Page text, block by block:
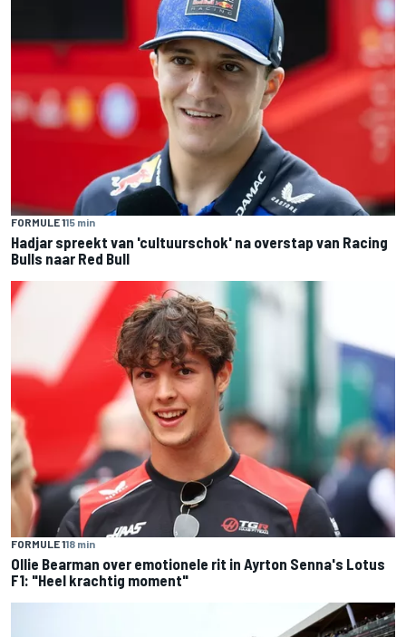
FORMULE 115 min
Hadjar spreekt van 'cultuurschok' na overstap van Racing
Bulls naar Red Bull
FORMULE 118 min
Ollie Bearman over emotionele rit in Ayrton Senna's Lotus
F1: "Heel krachtig moment"